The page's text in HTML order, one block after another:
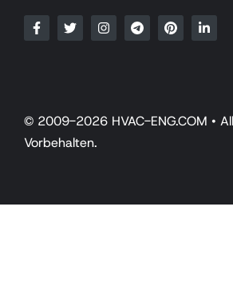
© 2009-2026 HVAC-ENG.COM •
Vorbehalten.